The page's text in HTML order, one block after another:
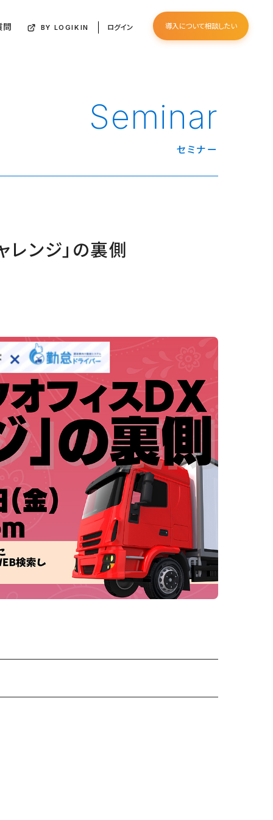
問 BY LOGIKIN ログイン 導入について相談したい
Seminar
セミナー
レンジ」の裏側